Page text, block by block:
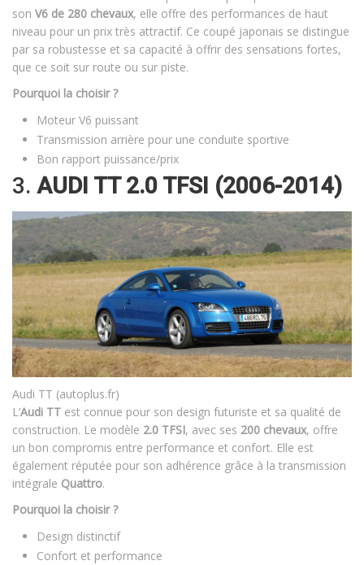
son V6 de 280 chevaux, elle offre des performances de haut
niveau pour un prix très attractif. Ce coupé japonais se distingue
par sa robustesse et sa capacité à offrir des sensations fortes,
que ce soit sur route ou sur piste.
Pourquoi la choisir ?
Moteur V6 puissant
Transmission arrière pour une conduite sportive
Bon rapport puissance/prix
3. AUDI TT 2.0 TFSI (2006-2014)
Audi TT (autoplus.fr)
L’Audi TT est connue pour son design futuriste et sa qualité de
construction. Le modèle 2.0 TFSI, avec ses 200 chevaux, offre
un bon compromis entre performance et confort. Elle est
également réputée pour son adhérence grâce à la transmission
intégrale Quattro.
Pourquoi la choisir ?
Design distinctif
Confort et performance